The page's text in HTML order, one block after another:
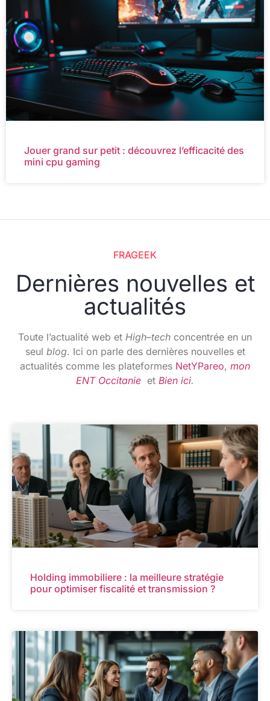
Jouer grand sur petit : découvrez l’efficacité des
mini cpu gaming
FRAGEEK
Dernières nouvelles et
actualités
Toute l’actualité web et High–tech concentrée en un
seul blog. Ici on parle des dernières nouvelles et
actualités comme les plateformes NetYPareo, mon
ENT Occitanie et Bien ici.
Holding immobiliere : la meilleure stratégie
pour optimiser fiscalité et transmission ?